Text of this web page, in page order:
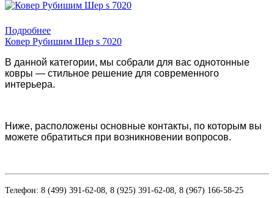
Подробнее
Ковер Рубишим Шер s 7020
В данной категории, мы собрали для вас однотонные
ковры — стильное решение для современного
интерьера.
Ниже, расположены основные контакты, по которым вы
можете обратиться при возникновении вопросов.
Телефон: 8 (499) 391-62-08, 8 (925) 391-62-08, 8 (967) 166-58-25